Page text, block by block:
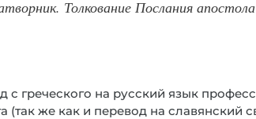
Толкование Послания
греческого на русский язык
же как и перевод на славянский